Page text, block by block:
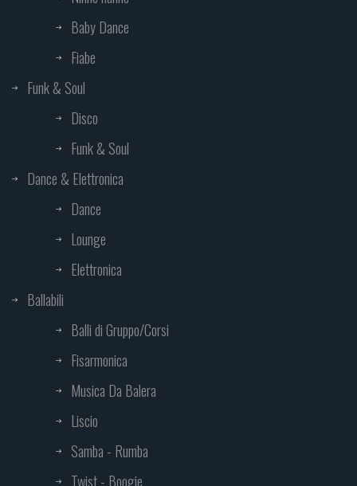
Baby Dance
Fiabe
Funk & Soul
Disco
Funk & Soul
Dance & Elettronica
Dance
Lounge
Elettronica
Ballabili
Balli di Gruppo/Corsi
Fisarmonica
Musica Da Balera
Liscio
Samba - Rumba
Twist - Boogie